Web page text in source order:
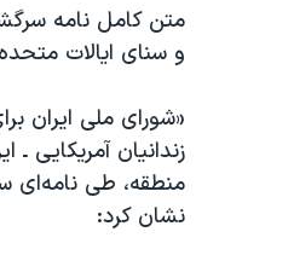
متن کامل نامه
و سنای ایالات
«شورای ملی ایران
زندانیان آمریکایی
منطقه، طی نامه‌ای
نشان کرد: